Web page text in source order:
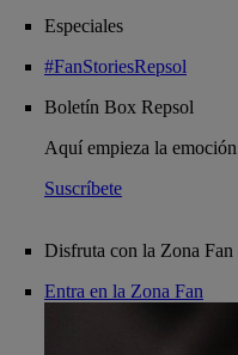
Especiales
#FanStoriesRepsol
Boletín Box Repsol
Aquí empieza la
Suscríbete
Disfruta con la Zona
Entra en la Zona Fan